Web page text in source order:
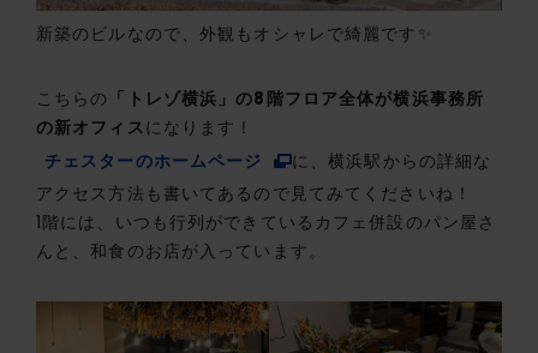
新築のビルなので、外観もオシャレで綺麗です✨
こちらの 「トレゾ横浜」の8階フロア全体が横浜事務所
の新オフィスになります！
チェスターのホームページ
に、横浜駅からの詳細な
アクセス方法も書いてあるので見てみてくださいね！
1階には、いつも行列ができているカフェ併設のパン屋さ
んと、和食のお店が入っています。